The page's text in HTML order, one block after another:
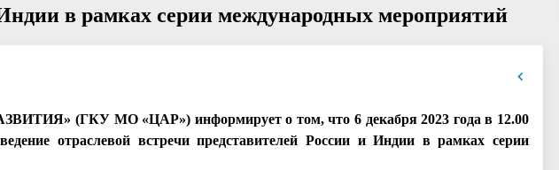
в рамках серии международных мероприятий
(ГКУ МО «ЦАР») информирует о том, что 6 декабря 2023 года в 12.00
отраслевой встречи представителей России и Индии в рамках серии